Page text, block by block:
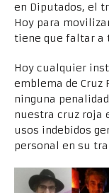
en Diputados, el
Hoy para
tiene que faltar a
Hoy cualquier
emblema de
ninguna
nuestra cruz roja
usos indebidos
personal en su